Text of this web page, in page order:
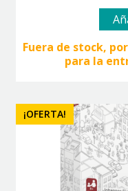
Fuera de stock,
para la
¡OFERTA!